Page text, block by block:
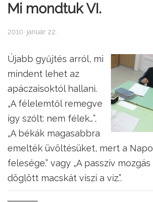
Mi mondtuk VI.
2010. január 22.
Újabb gyűjtés arról, mi
mindent lehet az
apáczaisoktól hallani.
„A félelemtől remegve
így szólt: nem félek…”,
„A békák magasabbra
emelték üvöltésüket, mert a
felesége.” vagy „A passzív
döglött macskát viszi a víz.”.